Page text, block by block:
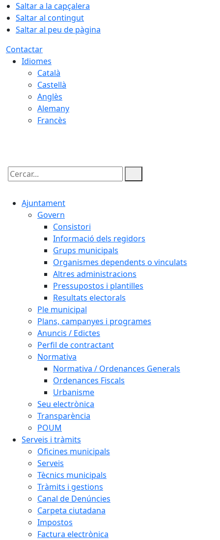
Saltar a la capçalera
Saltar al contingut
Saltar al peu de pàgina
Contactar
Idiomes
Català
Castellà
Anglès
Alemany
Francès
Cercar:
Ajuntament
Govern
Consistori
Informació dels regidors
Grups municipals
Organismes dependents o vinculats
Altres administracions
Pressupostos i plantilles
Resultats electorals
Ple municipal
Plans, campanyes i programes
Anuncis / Edictes
Perfil de contractant
Normativa
Normativa / Ordenances Generals
Ordenances Fiscals
Urbanisme
Seu electrònica
Transparència
POUM
Serveis i tràmits
Oficines municipals
Serveis
Tècnics municipals
Tràmits i gestions
Canal de Denúncies
Carpeta ciutadana
Impostos
Factura electrònica